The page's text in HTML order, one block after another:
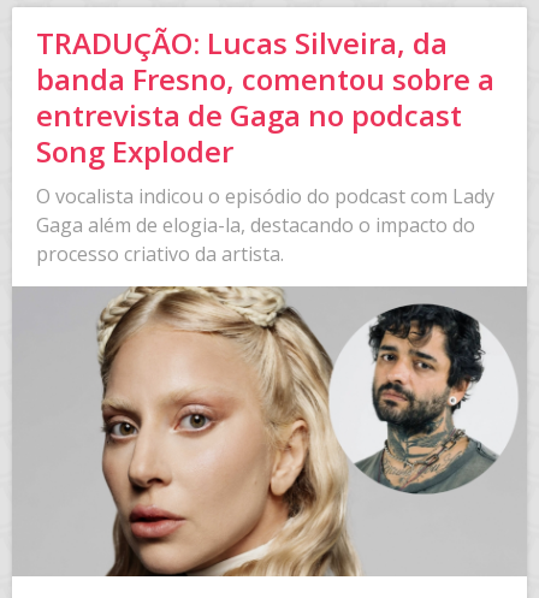
TRADUÇÃO: Lucas Silveira, da
banda Fresno, comentou sobre a
entrevista de Gaga no podcast
Song Exploder
O vocalista indicou o episódio do podcast com Lady
Gaga além de elogia-la, destacando o impacto do
processo criativo da artista.